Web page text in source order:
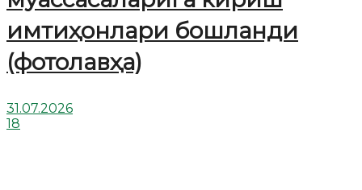
имтиҳонлари бошланди
(фотолавҳа)
31.07.2026
18